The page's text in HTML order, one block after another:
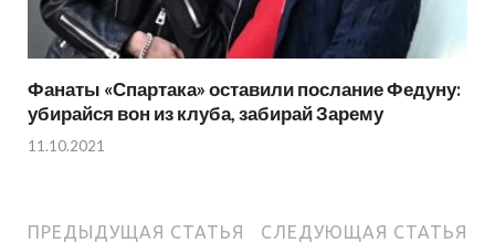
Фанаты «Спартака» оставили послание Федуну:
убирайся вон из клуба, забирай Зарему
11.10.2021
ПРЕДЫДУЩАЯ СТАТЬЯ СЛЕДУЮЩАЯ СТАТЬЯ